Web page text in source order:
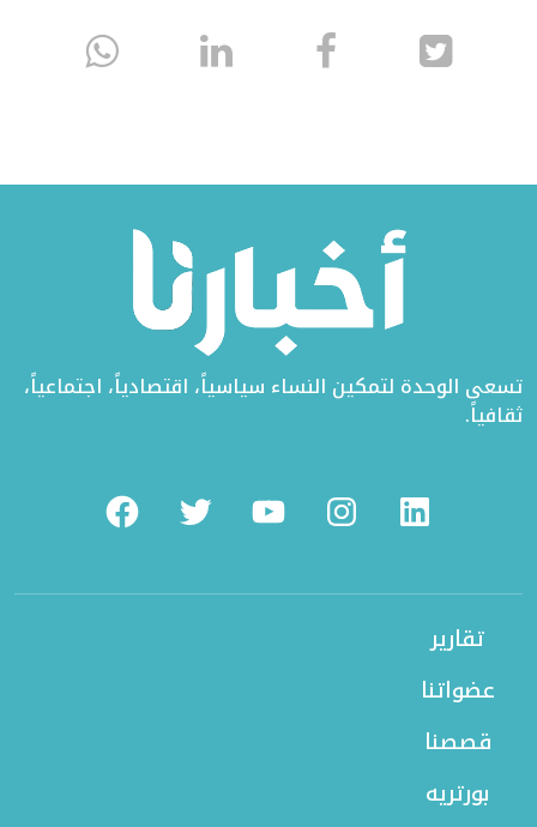
انشر
تويتر
انشر
الفيسبوك
انشر
لينكد
إن
تسعى الوحدة لتمكين النساء سياسياً، اقتصادياً، اجتماعياً،
ثقافياً.
FacebookTwitterYoutubeInstagramLinkedin
تقارير
عضواتنا
قصصنا
بورتريه